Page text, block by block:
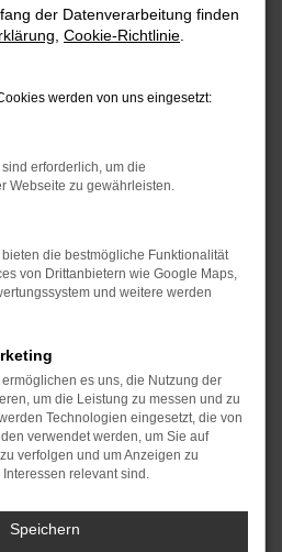
Top-
für
im Autohaus
Stiglmayr – Ihre erste
Caddy Gebrauchtwagen
Umgebung! Unser renommiertes
eine herausragende
zu präsentieren, die
Qualität und Leistung erfüllen.
Partner, wenn es
geht. Erfahren Sie mehr über
Caddy Gebrauchtwagen Flotte
die bevorzugte Adresse für
Liebhaber ist.
der Datenverarbeitung finden
Cookie-Richtlinie
werden von uns eingesetzt:
erforderlich, um die
Webseite zu gewährleisten.
die bestmögliche Funktionalität
von Drittanbietern wie Google Maps,
und weitere werden
es uns, die Nutzung der
um die Leistung zu messen und zu
Technologien eingesetzt, die von
verwendet werden, um Sie auf
verfolgen und um Anzeigen zu
relevant sind.
Speichern